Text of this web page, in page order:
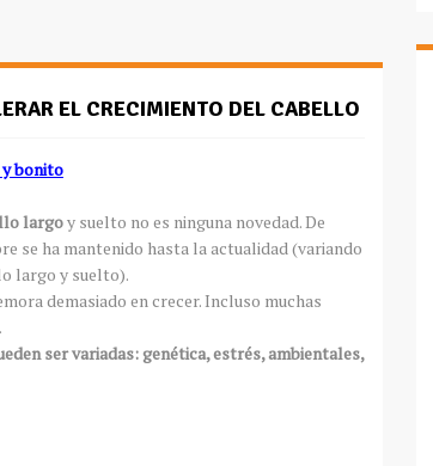
EL CRECIMIENTO DEL CABELLO
bonito
largoy suelto no es ninguna novedad. De
se ha mantenido hasta la actualidad (variando
largo y suelto).
demasiado en crecer. Incluso muchas
ser variadas: genética, estrés, ambientales,